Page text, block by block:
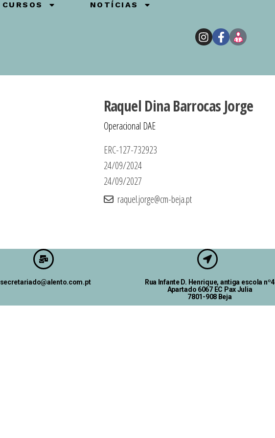
CURSOS NOTÍCIAS
Raquel Dina Barrocas Jorge
Operacional DAE
ERC-127-732923
24/09/2024
24/09/2027
raquel.jorge@cm-beja.pt
secretariado@alento.com.pt
Rua Infante D. Henrique, antiga escola nº4
Apartado 6067 EC Pax Julia
7801-908 Beja